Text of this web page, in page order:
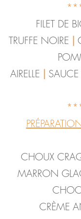
FILET DE
TRUFFE NOIRE |
AIRELLE | SAUCE
**
CHOUX
MARRON
CRÈME